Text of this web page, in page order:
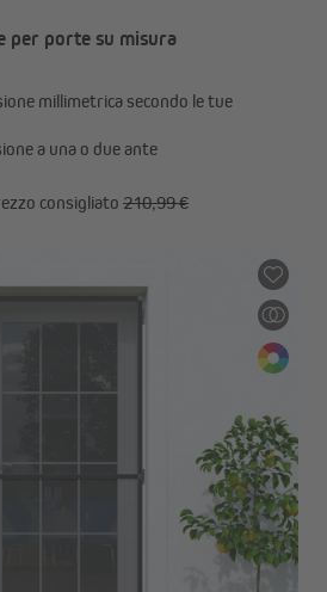
per porte su misura
millimetrica secondo le tue
a una o due ante
consigliato 210,99 €